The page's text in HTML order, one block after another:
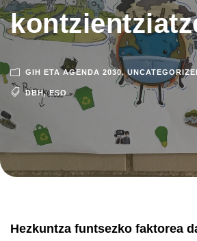
GIH ETA AGENDA 2030,
DBH, ESO
Hezkuntza funtsezko faktorea